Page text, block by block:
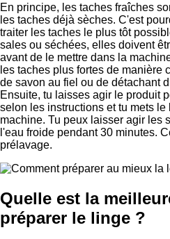
En principe, les taches fraîches
les taches déjà sèches. C'est
traiter les taches le plus tôt
sales ou séchées, elles doivent
avant de le mettre dans la
les taches plus fortes de manière
de savon au fiel ou de détachant
Ensuite, tu laisses agir le produit
selon les instructions et tu mets
machine. Tu peux laisser agir les
l'eau froide pendant 30 minutes.
prélavage.
Quelle est la
préparer le linge ?